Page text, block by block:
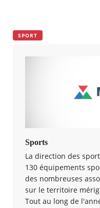
SPORT
Sports
La direction des
130 équipements
des nombreuses
sur le territoire
Tout au long de